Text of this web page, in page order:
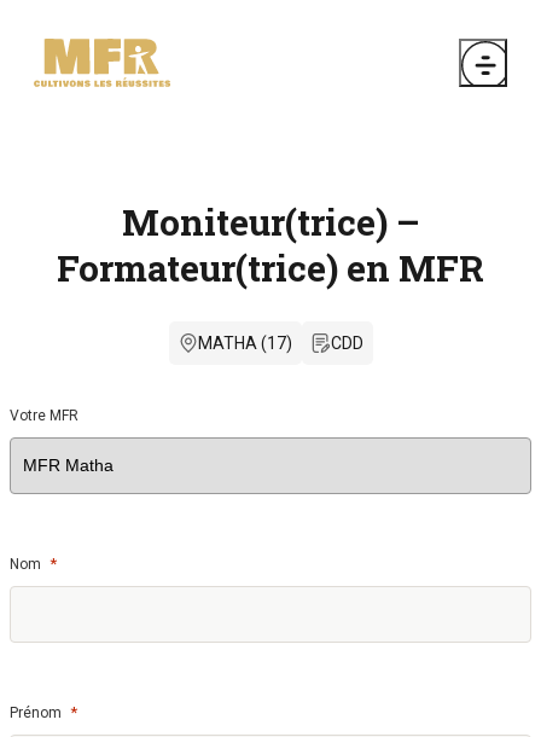
Moniteur(trice) –
Formateur(trice) en MFR
MATHA (17) CDD
Votre MFR
Nom *
Prénom *